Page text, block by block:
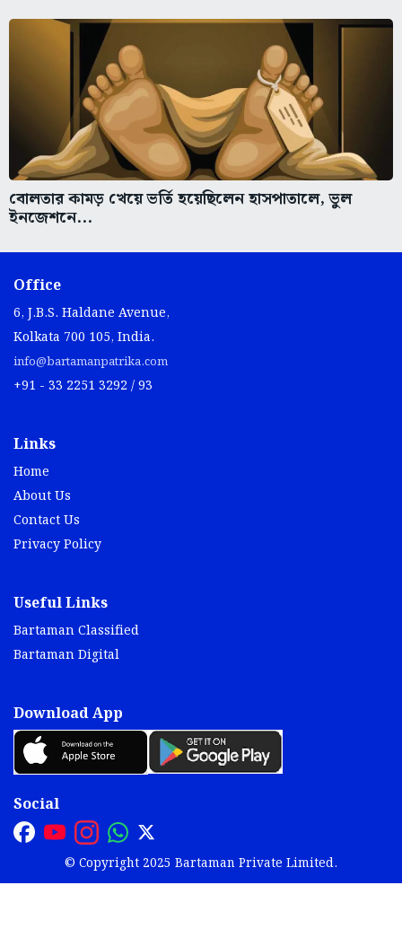
বোলতার কামড় খেয়ে ভর্তি হয়েছিলেন হাসপাতালে, ভুল
ইনজেশনে...
Office
6, J.B.S. Haldane Avenue,
Kolkata 700 105, India.
info@bartamanpatrika.com
+91 - 33 2251 3292 / 93
Links
Home
About Us
Contact Us
Privacy Policy
Useful Links
Bartaman Classified
Bartaman Digital
Download App
Social
© Copyright 2025 Bartaman Private Limited.